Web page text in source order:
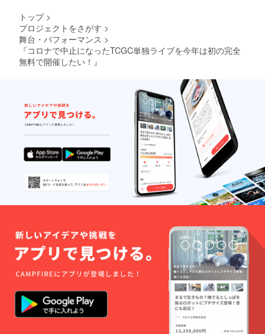
トップ >
プロジェクトをさがす >
舞台・パフォーマンス >
『コロナで中止になったTCGC単独ライブを今年は初の完全
無料で開催したい！』